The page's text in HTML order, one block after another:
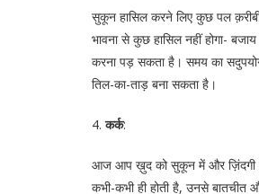
सुकून हासिल करने लिए कुछ पल
भावना से कुछ हासिल नहीं होगा-
करना पड़ सकता है। समय का
तिल-का-ताड़ बना सकता है।
4.कर्क:
आज आप ख़ुद को सुकून में और ज़िंदगी
कभी-कभी ही होती है, उनसे